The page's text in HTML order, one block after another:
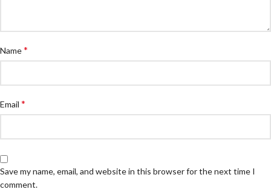
Name*
Email *
Save my name, email, and website in this browser for the next time I
comment.